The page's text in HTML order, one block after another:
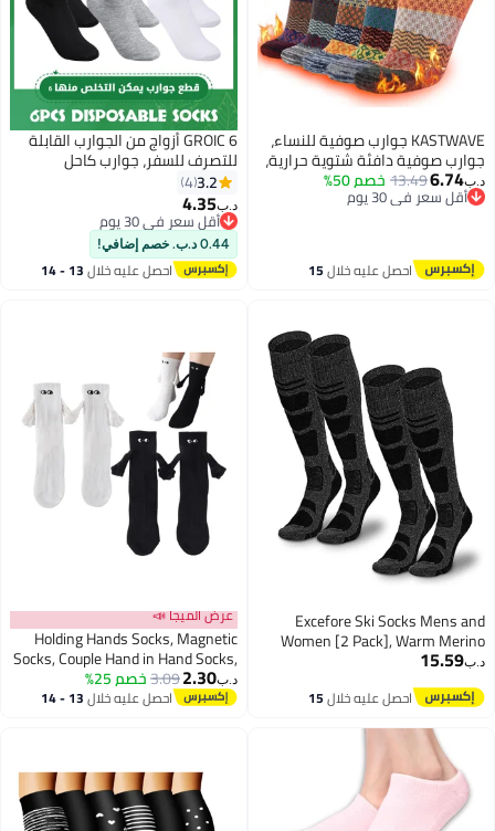
KASTWAVE جوارب صوفية للنساء،
صوفية دافئة شتوية حرارية،
صوفية دافئة شتوية سميكة
للنساء والرجال
6.74
13.49خصم 50%
أقل سعر في 30 يوم
أقل سعر في 30 يوم
احصل عليه خلال15
اغسطس
GROIC 6 أزواج من الجوارب القابلة
للتصرف للسفر، جوارب كاحل
مضغوطة للرجال والنساء، جوارب
مضغوطة قابلة للتصرف، جوارب
جري بدعم قوس القدم قابلة
للتنفس
3.2
4
4.35
أقل سعر في 30 يوم
أقل سعر في 30 يوم0.44 د.ب. خصم إضافي!
احصل عليه خلال 13 - 14
Excefore Ski Socks Mens
Women [2 Pack], Warm
Wool Ski Socks for
Snowboarding, Non-Slip,
high Wool Ski
15.59
احصل عليه خلال15
اغسطس
عرض الميجا 📣
Holding Hands Socks, Magnetic
Socks, Couple Hand in Hand Socks,
Mid-Tube Socks, Unisex Mid Tube
Funny Hand In Hand Socks,
2.30
3.09خصم 25%
احصل عليه خلال 13 - 14